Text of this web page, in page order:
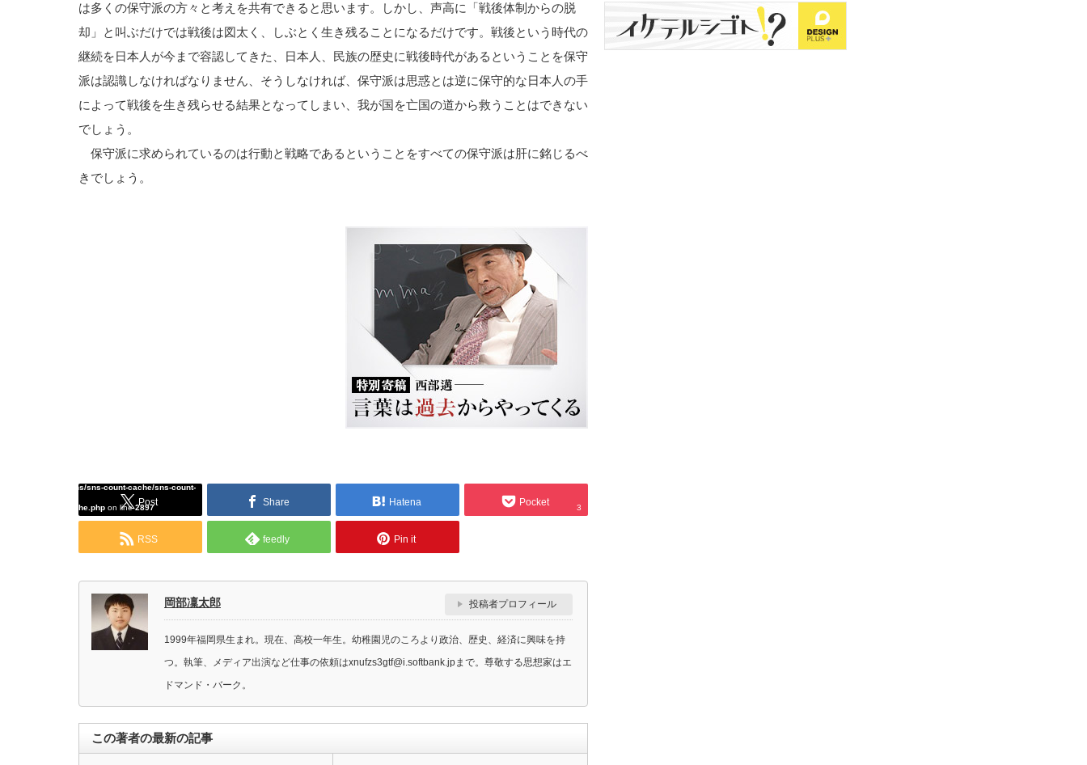
は多くの保守派の方々と考えを共有できると思います。しかし、声高に「戦後体制からの脱
却」と叫ぶだけでは戦後は図太く、しぶとく生き残ることになるだけです。戦後という時代の
継続を日本人が今まで容認してきた、日本人、民族の歴史に戦後時代があるということを保守
派は認識しなければなりません、そうしなければ、保守派は思惑とは逆に保守的な日本人の手
によって戦後を生き残らせる結果となってしまい、我が国を亡国の道から救うことはできない
でしょう。
保守派に求められているのは行動と戦略であるということをすべての保守派は肝に銘じるべ
きでしょう。
Post
content/plugins/sns-count-cache/sns-count-
cache.php on line2897 Share Hatena Pocket 3
RSS feedly Pin it
岡部凜太郎 投稿者プロフィール
1999年福岡県生まれ。現在、高校一年生。幼稚園児のころより政治、歴史、経済に興味を持
つ。執筆、メディア出演など仕事の依頼はxnufzs3gtf@i.softbank.jpまで。尊敬する思想家はエ
ドマンド・バーク。
この著者の最新の記事